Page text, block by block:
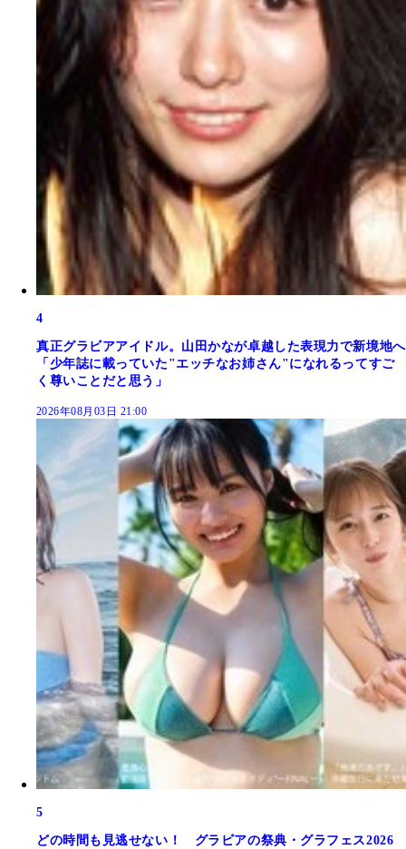
4
真正グラビアアイドル。山田かなが卓越した表現力で新境地へ
「少年誌に載っていた"エッチなお姉さん"になれるってすご
く尊いことだと思う」
2026年08月03日 21:00
5
どの時間も見逃せない！ グラビアの祭典・グラフェス2026